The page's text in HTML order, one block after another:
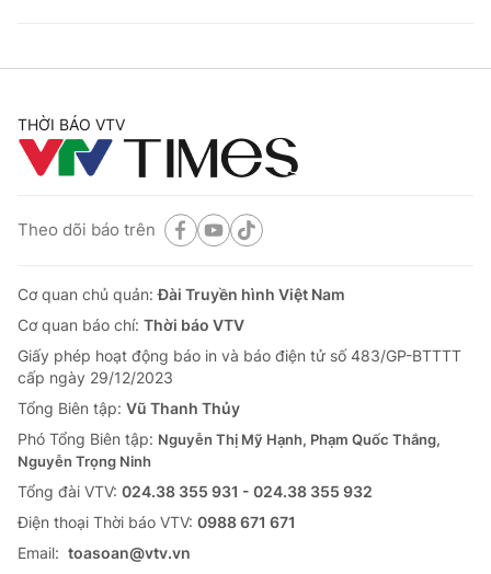
THỜI BÁO VTV
Theo dõi báo trên
Cơ quan chủ quản:Đài Truyền hình Việt Nam
Cơ quan báo chí: Thời báo VTV
Giấy phép hoạt động báo in và báo điện tử số 483/GP-BTTTT
cấp ngày 29/12/2023
Tổng Biên tập: Vũ Thanh Thủy
Phó Tổng Biên tập: Nguyễn Thị Mỹ Hạnh, Phạm Quốc Thắng,
Nguyễn Trọng Ninh
Tổng đài VTV: 024.38 355 931 - 024.38 355 932
Ðiện thoại Thời báo VTV: 0988 671 671
Email: toasoan@vtv.vn